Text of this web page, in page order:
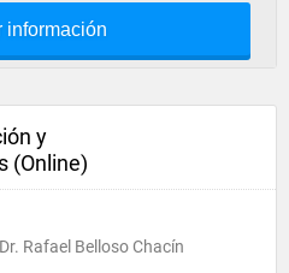
información
y
(Online)
Rafael Belloso Chacín